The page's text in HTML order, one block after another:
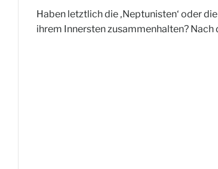
Haben letztlich die ‚Neptunisten‘ oder
ihrem Innersten zusammenhalten? Nach